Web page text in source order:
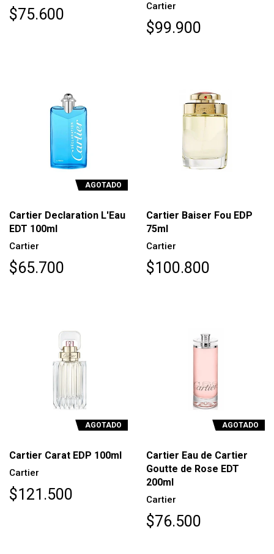
$75.600 Cartier
$99.900
AGOTADO
Cartier Declaration L'Eau
EDT 100ml
Cartier
$65.700
Cartier Baiser Fou EDP
75ml
Cartier
$100.800
AGOTADO
Cartier Carat EDP 100ml
Cartier
$121.500
AGOTADO
Cartier Eau de Cartier
Goutte de Rose EDT
200ml
Cartier
$76.500